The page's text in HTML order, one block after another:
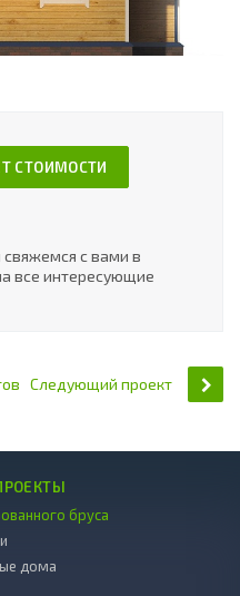
СТОИМОСТИ
с вами в
все интересующие
Следующий проект
бруса
дома